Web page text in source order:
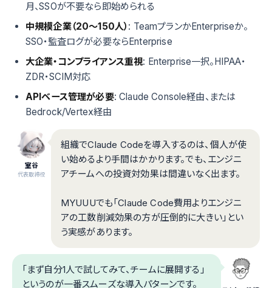
月、SSOが不要なら即始められる
中規模企業（20〜150人） : TeamプランかEnterpriseか。
SSO・監査ログが必要ならEnterprise
大企業・コンプライアンス重視: Enterprise一択。HIPAA・
ZDR・SCIM対応
APIベース管理が必要: Claude Console経由、または
Bedrock/Vertex経由
室谷
代表取締役
組織でClaude Codeを導入するのは、個人が使
い始めるより手間はかかります。でも、エンジニ
アチームへの投資対効果は間違いなく出ます。
MYUUUでも「Claude Code費用よりエンジニ
アの工数削減効果の方が圧倒的に大きい」とい
う実感があります。
「まず自分1人で試してみて、チームに展開する」
というのが一番スムーズな導入パターンです。